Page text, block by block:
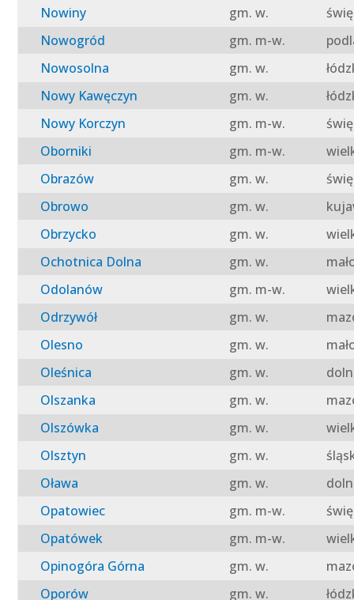
Nowiny
gm. w.
Nowogród
gm. m-w.
Nowosolna
gm. w.
Nowy Kawęczyn
gm. w.
Nowy Korczyn
gm. m-w.
Oborniki
gm. m-w.
Obrazów
gm. w.
Obrowo
gm. w.
Obrzycko
gm. w.
Ochotnica Dolna
gm. w.
Odolanów
gm. m-w.
Odrzywół
gm. w.
Olesno
gm. w.
Oleśnica
gm. w.
Olszanka
gm. w.
Olszówka
gm. w.
Olsztyn
gm. w.
Oława
gm. w.
Opatowiec
gm. m-w.
Opatówek
gm. m-w.
Opinogóra Górna
gm. w.
Oporów
gm. w.